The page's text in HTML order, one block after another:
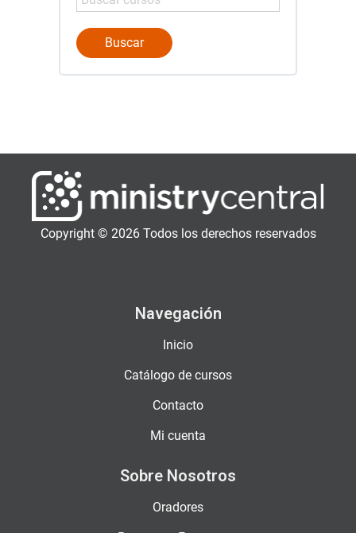
Copyright © 2026 Todos los derechos reservados
Navegación
Inicio
Catálogo de cursos
Contacto
Mi cuenta
Sobre Nosotros
Oradores